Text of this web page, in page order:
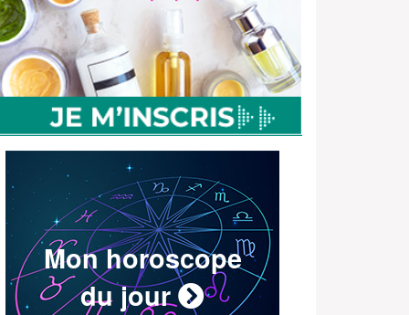
Mon horoscope
du jour